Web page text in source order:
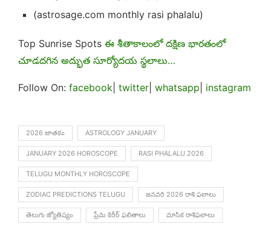
(astrosage.com monthly rasi phalalu)
Top Sunrise Spots ఈ శీతాకాలంలో దక్షిణ భారతంలో
చూడదగిన అద్భుత సూర్యోదయ స్థలాలు…
Follow On: facebook twitter whatsapp instagram
2026 జాతకం ASTROLOGY JANUARY
JANUARY 2026 HOROSCOPE RASI PHALALU 2026
TELUGU MONTHLY HOROSCOPE
ZODIAC PREDICTIONS TELUGU జనవరి 2026 రాశి ఫలాలు
తెలుగు జ్యోతిష్యం ప్రేమ కెరీర్ ఫలితాలు మాసిక రాశిఫలాలు